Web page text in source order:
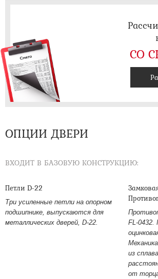
СО
ОПЦИИ ДВЕРИ
ВХОДИТ В БАЗОВУЮ КОНСТРУКЦИЮ:
Петли D-22
Три усиленные петли на опорном
подшипнике, выпускаются для
металлических дверей, D-22.
FL-
из
от торца